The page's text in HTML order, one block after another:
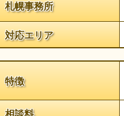
札幌事務所
対応エリア
特徴
相談料